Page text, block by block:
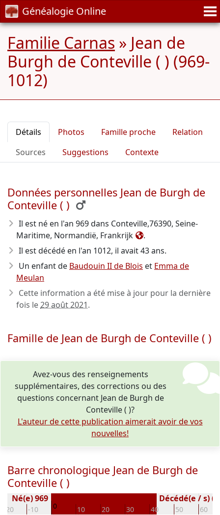
Généalogie Online
Familie Carnas » Jean de
Burgh de Conteville ( ) (969-
1012)
Détails Photos Famille proche
Relation
Sources
Suggestions Contexte
Données personnelles Jean de Burgh de
Conteville ( )
Il est né en l'an 969dans Conteville,76390, Seine-
Maritime, Normandië, Frankrijk
.
Il est décédé en l'an 1012, il avait 43 ans.
Un enfant de Baudouin II de Blois et Emma de
Meulan
Cette information a été mise à jour pour la dernière
fois le29 août 2021.
Famille de Jean de Burgh de Conteville ( )
Avez-vous des renseignements
supplémentaires, des corrections ou des
questions concernant Jean de Burgh de
Conteville ( )?
L'auteur de cette publication aimerait avoir de vos
nouvelles!
Barre chronologique Jean de Burgh de
Conteville ( )
-20 -10 0 10 20 30 40 50 60
Né(e) 969 Décédé(e / s) (